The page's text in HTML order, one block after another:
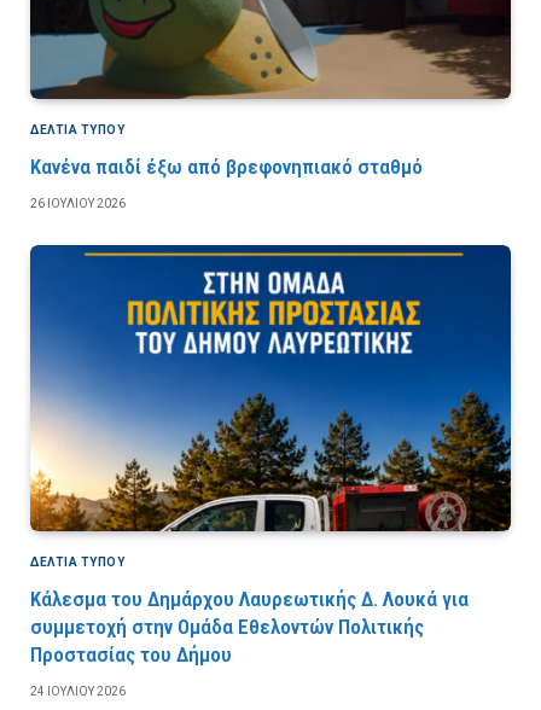
ΔΕΛΤΙΑ ΤΥΠΟΥ
Κανένα παιδί έξω από βρεφονηπιακό σταθμό
26 ΙΟΥΛΊΟΥ 2026
ΔΕΛΤΙΑ ΤΥΠΟΥ
Κάλεσμα του Δημάρχου Λαυρεωτικής Δ. Λουκά για
συμμετοχή στην Ομάδα Εθελοντών Πολιτικής
Προστασίας του Δήμου
24 ΙΟΥΛΊΟΥ 2026